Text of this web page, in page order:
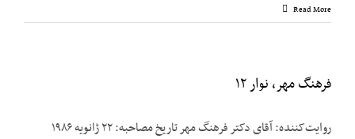
Read More
فرهنگ مهر، نوار ۱۲
روایت‌کننده: آقای دکتر فرهنگ مهر تاریخ مصاحبه: ۲۲ ژانویه ۱۹۸۶